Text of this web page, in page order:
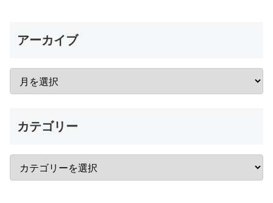
アーカイブ
カテゴリー